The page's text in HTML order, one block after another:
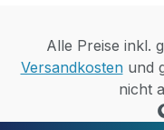
Alle Preise inkl.
Versandkostenund
nicht